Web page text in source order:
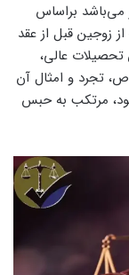
می‌باشد براساس
از زوجین قبل از عقد
تحصیلات عالی،
تجرد و امثال آن
مرتکب به حبس